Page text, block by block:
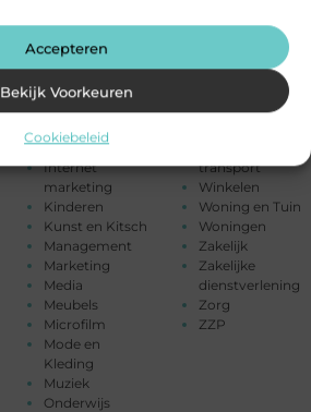
Accepteren
Bekijk Voorkeuren
Cookiebeleid
Hobby en vrije
tijd
Horeca
Huishoudelijk
Internet
Internet
marketing
Kinderen
Kunst en Kitsch
Management
Marketing
Media
Meubels
Microfilm
Mode en
Kleding
Muziek
Onderwijs
Toerisme
buitenleven
transport
Winkelen
Woning en Tuin
Woningen
Zakelijk
Zakelijke
dienstverlening
Zorg
ZZP